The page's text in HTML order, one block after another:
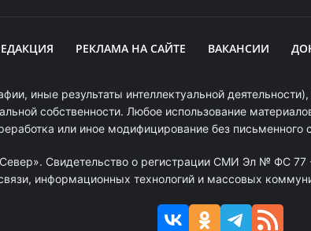
РЕКЛАМА НА САЙТЕ ВАКАНСИИ
иные результаты интеллектуальной
собственности. Любое использование
или иное модифицирование без письменного
Север». Свидетельство о регистрации СМИ Эл № ФС
информационных технологий и массовых